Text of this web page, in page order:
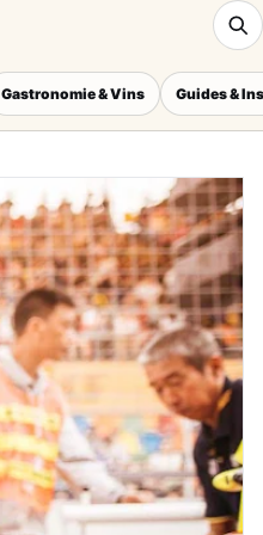
Gastronomie & Vins Guides &